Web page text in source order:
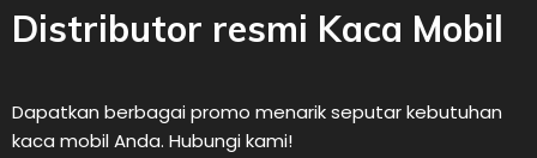
Distributor resmi Kaca Mobil
Dapatkan berbagai promo menarik seputar kebutuhan
kaca mobil Anda. Hubungi kami!